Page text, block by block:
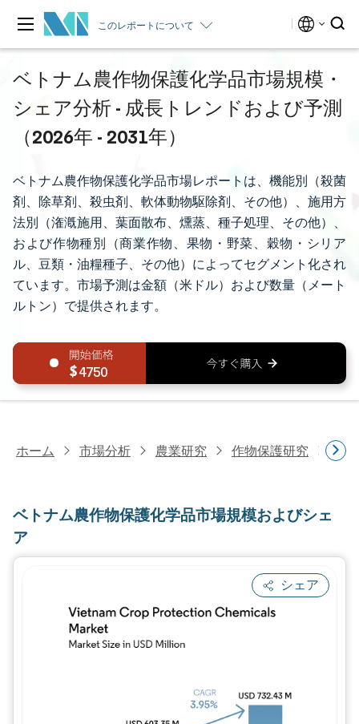
このレポートについて
ベトナム農作物保護化学品市場規模・
シェア分析 - 成長トレンドおよび予測
（2026年 - 2031年）
ベトナム農作物保護化学品市場レポートは、機能別（殺菌
剤、除草剤、殺虫剤、軟体動物駆除剤、その他）、施用方
法別（潅漑施用、葉面散布、燻蒸、種子処理、その他）、
および作物種別（商業作物、果物・野菜、穀物・シリア
ル、豆類・油糧種子、その他）によってセグメント化され
ています。市場予測は金額（米ドル）および数量（メート
ルトン）で提供されます。
4750
ホーム 市場分析 農業研究 作物保護研究 ベ
ベトナム農作物保護化学品市場規模およびシェ
ア
シェア